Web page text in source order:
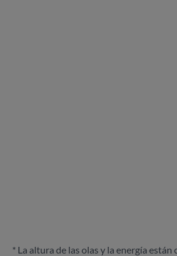
* La altura de las olas y la energía están